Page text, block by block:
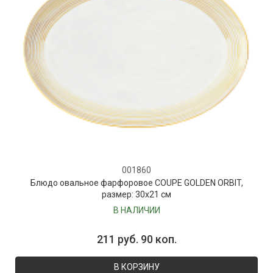
001860
Блюдо овальное фарфоровое COUPE GOLDEN ORBIT,
размер: 30х21 см
В НАЛИЧИИ
211 руб. 90 коп.
В КОРЗИНУ